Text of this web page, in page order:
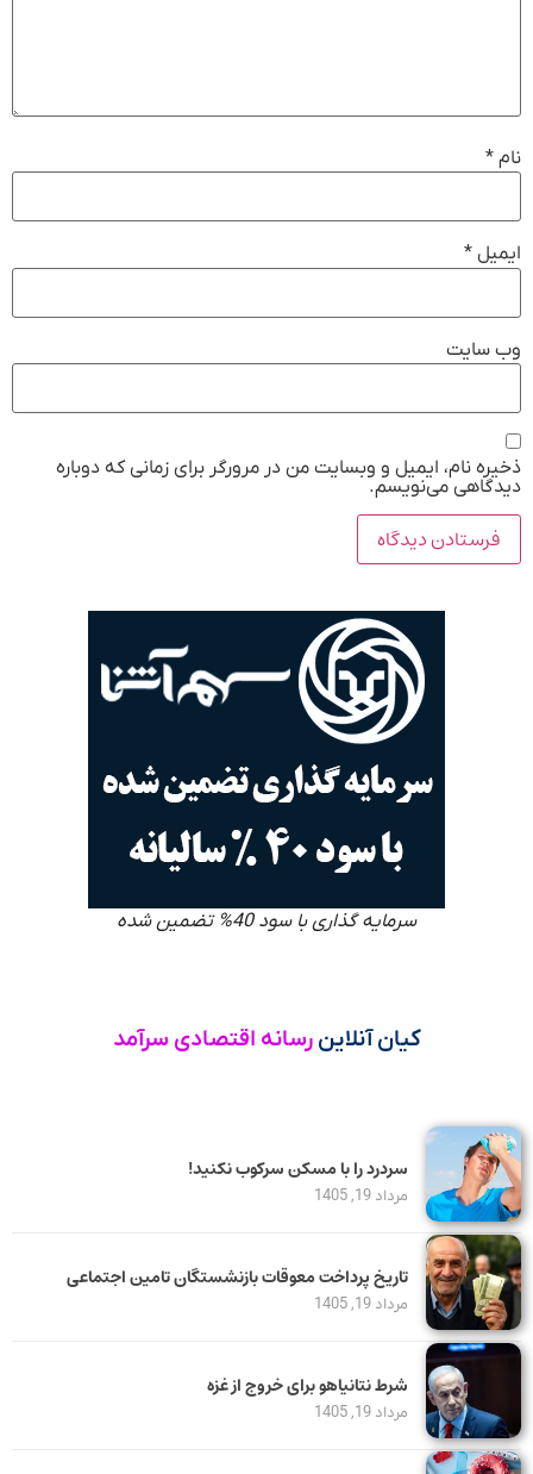
نام *
ایمیل *
وب‌ سایت
ذخیره نام، ایمیل و وبسایت من در مرورگر برای زمانی که دوباره
دیدگاهی می‌نویسم.
سرمایه گذاری با سود 40% تضمین شده
کیان آنلاین رسانه اقتصادی سرآمد
سردرد را با مسکن سرکوب نکنید!
مرداد 19, 1405
تاریخ پرداخت معوقات بازنشستگان تامین اجتماعی
مرداد 19, 1405
شرط نتانیاهو برای خروج از غزه
مرداد 19, 1405